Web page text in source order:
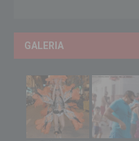
GALERIA